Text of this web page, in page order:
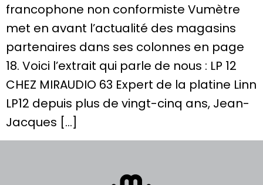
francophone non conformiste Vumètre
met en avant l’actualité des magasins
partenaires dans ses colonnes en page
18. Voici l’extrait qui parle de nous : LP 12
CHEZ MIRAUDIO 63 Expert de la platine Linn
LP12 depuis plus de vingt-cinq ans, Jean-
Jacques […]